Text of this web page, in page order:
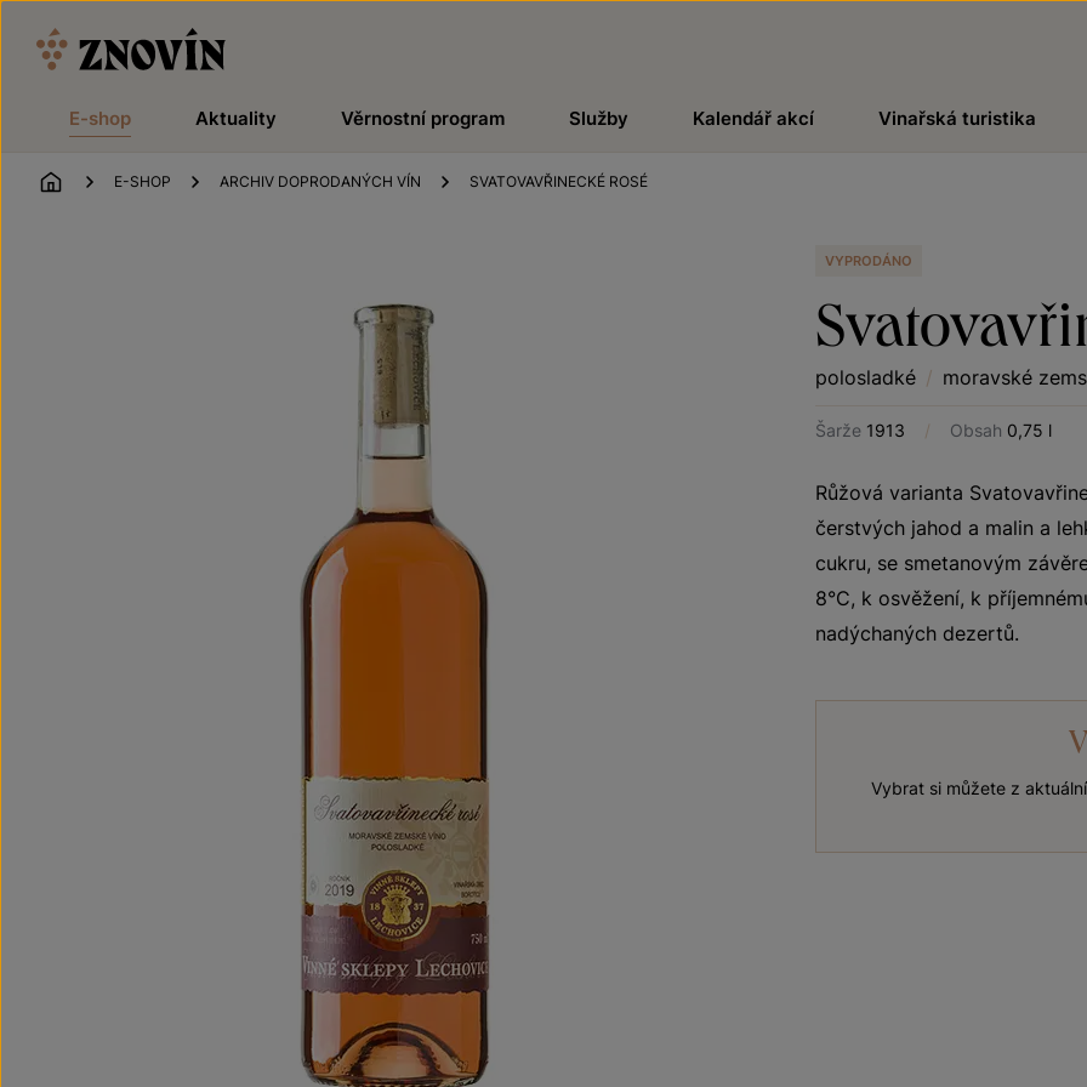
E-shop Aktuality Věrnostní program Služby Kalendář akcí Vinařská turistika
ÚVOD
E-SHOP ARCHIV DOPRODANÝCH VÍN SVATOVAVŘINECKÉ ROSÉ
VYPRODÁNO
polosladké / moravské
Šarže 1913 / Obsah 0,75 l
Růžová varianta
čerstvých jahod a malin a
cukru, se smetanovým
8°C, k osvěžení, k
nadýchaných dezertů.
Vybrat si můžete z